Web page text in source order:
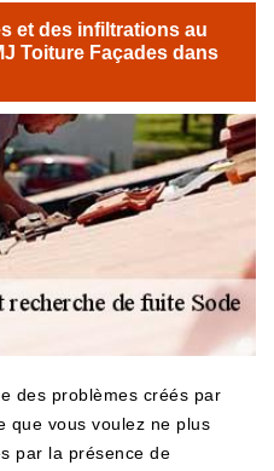
et des infiltrations au
Toiture Façades dans
des problèmes créés par
que vous voulez ne plus
par la présence de